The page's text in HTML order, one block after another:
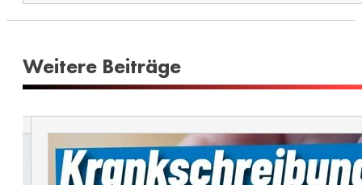
Weitere Beiträge